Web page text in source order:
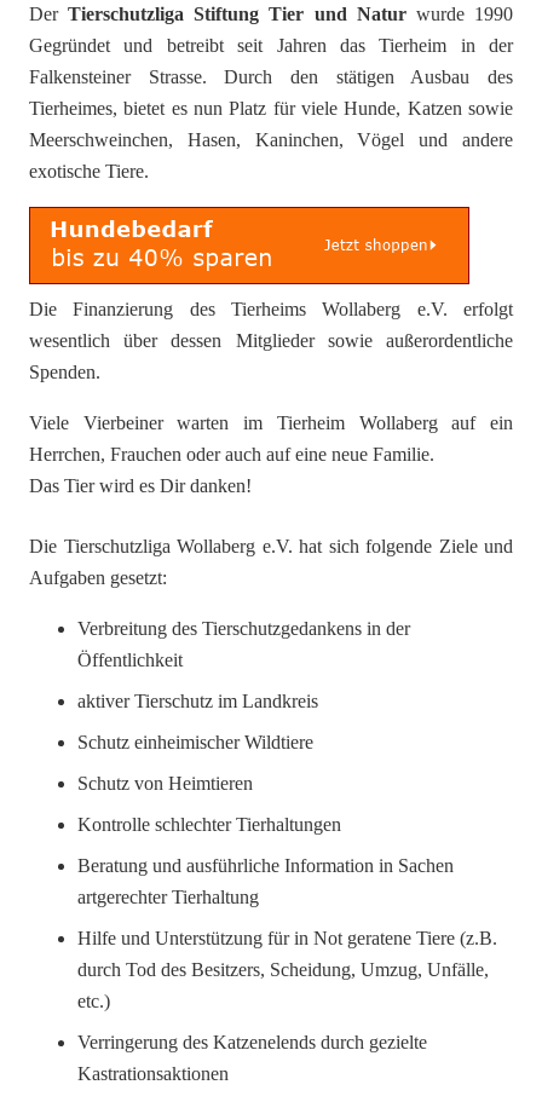
DerTierschutzliga Stiftung Tier und Natur wurde 1990
Gegründet und betreibt seit Jahren das Tierheim in der
Falkensteiner Strasse. Durch den stätigen Ausbau des
Tierheimes, bietet es nun Platz für viele Hunde, Katzen sowie
Meerschweinchen, Hasen, Kaninchen, Vögel und andere
exotische Tiere.
Die Finanzierung des Tierheims Wollaberg e.V. erfolgt
wesentlich über dessen Mitglieder sowie außerordentliche
Spenden.
Viele Vierbeiner warten im Tierheim Wollaberg auf ein
Herrchen, Frauchen oder auch auf eine neue Familie.
Das Tier wird es Dir danken!
Die Tierschutzliga Wollaberg e.V. hat sich folgende Ziele und
Aufgaben gesetzt:
Verbreitung des Tierschutzgedankens in der
Öffentlichkeit
aktiver Tierschutz im Landkreis
Schutz einheimischer Wildtiere
Schutz von Heimtieren
Kontrolle schlechter Tierhaltungen
Beratung und ausführliche Information in Sachen
artgerechter Tierhaltung
Hilfe und Unterstützung für in Not geratene Tiere (z.B.
durch Tod des Besitzers, Scheidung, Umzug, Unfälle,
etc.)
Verringerung des Katzenelends durch gezielte
Kastrationsaktionen